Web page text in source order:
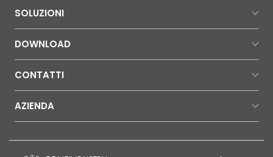
SOLUZIONI
DOWNLOAD
CONTATTI
AZIENDA